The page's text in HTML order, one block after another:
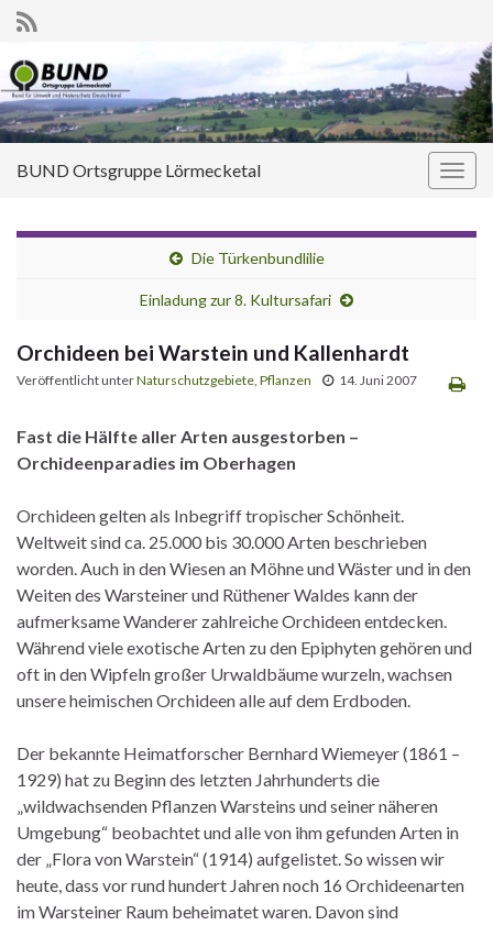
BUND Ortsgruppe Lörmecketal
Die Türkenbundlilie
Einladung zur 8. Kultursafari
Orchideen bei Warstein und Kallenhardt
Veröffentlicht unterNaturschutzgebiete, Pflanzen 14. Juni 2007
Fast die Hälfte aller Arten ausgestorben –
Orchideenparadies im Oberhagen
Orchideen gelten als Inbegriff tropischer Schönheit.
Weltweit sind ca. 25.000 bis 30.000 Arten beschrieben
worden. Auch in den Wiesen an Möhne und Wäster und in den
Weiten des Warsteiner und Rüthener Waldes kann der
aufmerksame Wanderer zahlreiche Orchideen entdecken.
Während viele exotische Arten zu den Epiphyten gehören und
oft in den Wipfeln großer Urwaldbäume wurzeln, wachsen
unsere heimischen Orchideen alle auf dem Erdboden.
Der bekannte Heimatforscher Bernhard Wiemeyer (1861 –
1929) hat zu Beginn des letzten Jahrhunderts die
„wildwachsenden Pflanzen Warsteins und seiner näheren
Umgebung“ beobachtet und alle von ihm gefunden Arten in
der „Flora von Warstein“ (1914) aufgelistet. So wissen wir
heute, dass vor rund hundert Jahren noch 16 Orchideenarten
im Warsteiner Raum beheimatet waren. Davon sind